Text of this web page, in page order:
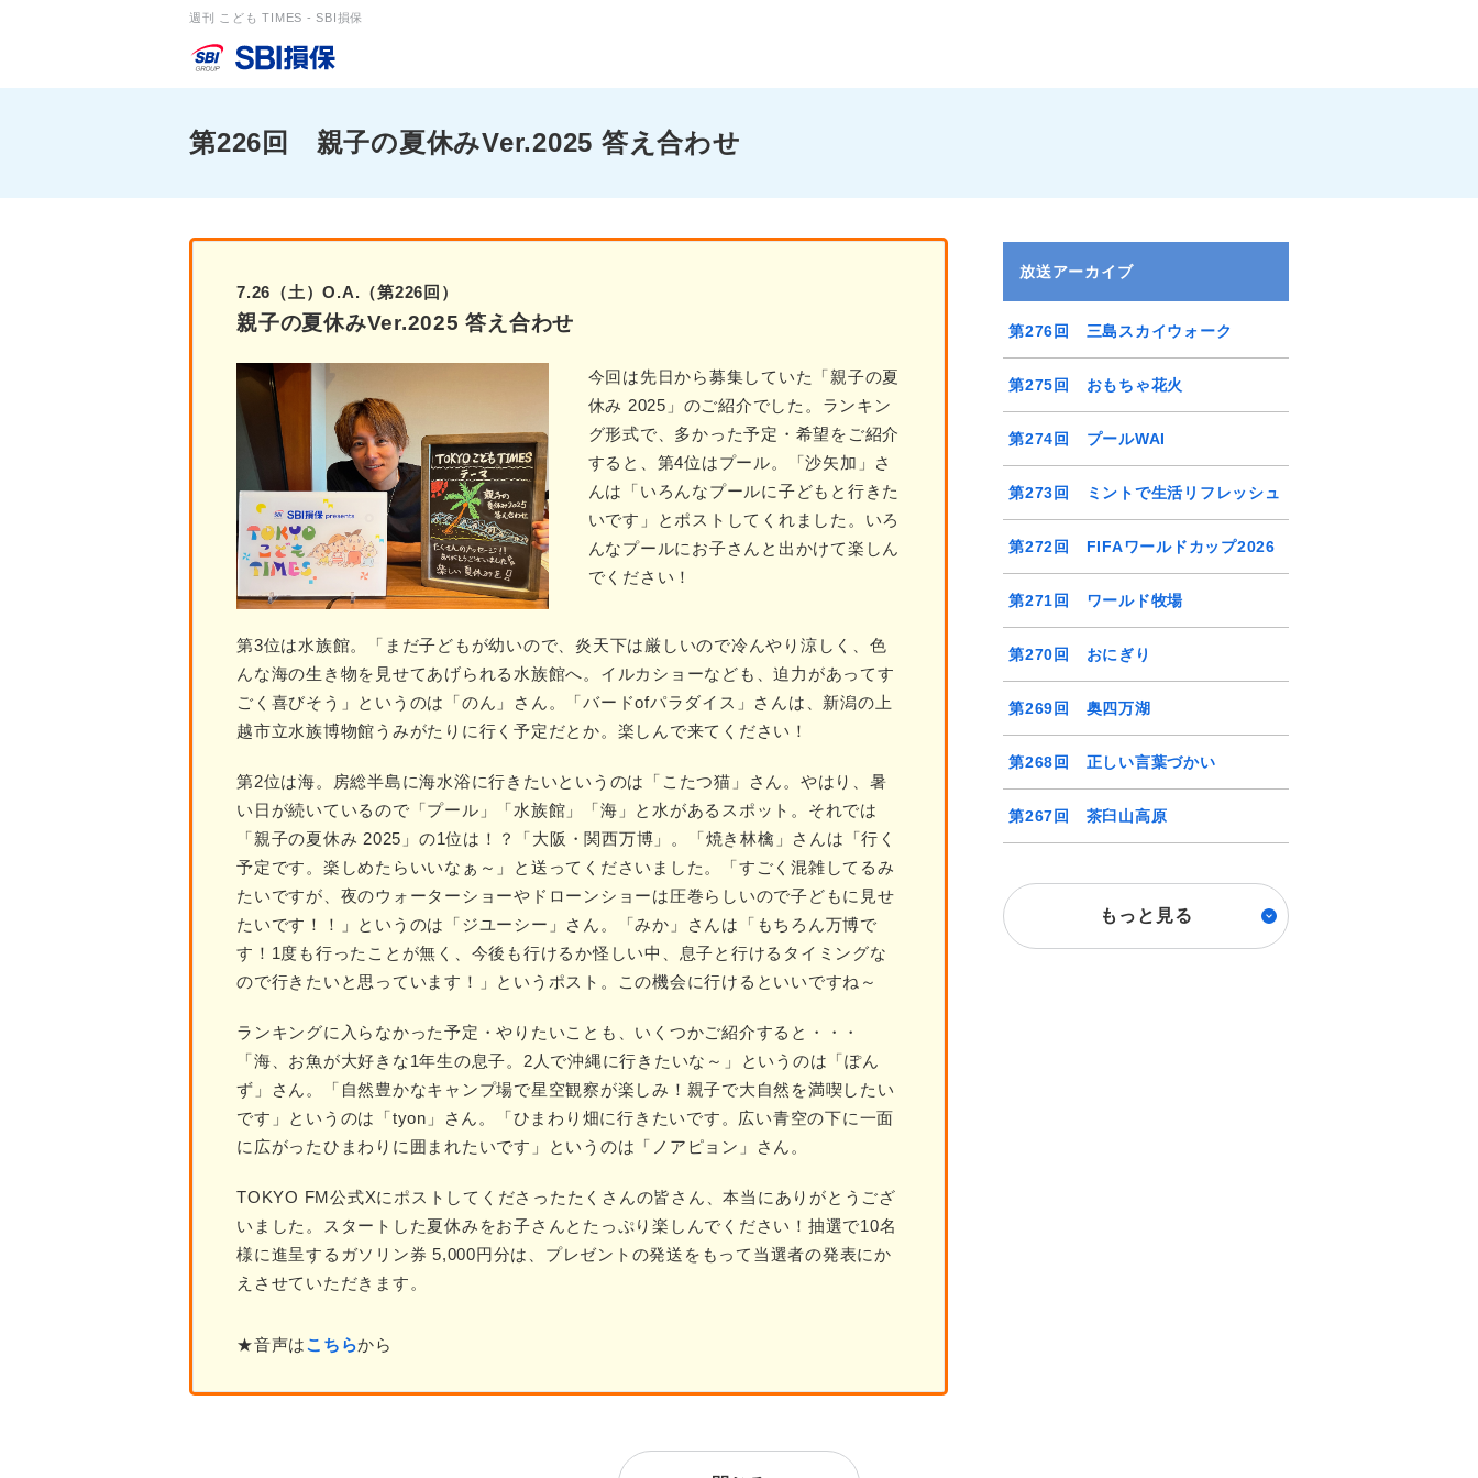
週刊 こども TIMES - SBI損保
第226回 親子の夏休みVer.2025 答え合わせ
7.26（土）O.A.（第226回）
親子の夏休みVer.2025 答え合わせ
今回は先日から募集していた「親子の夏
休み 2025」のご紹介でした。ランキン
グ形式で、多かった予定・希望をご紹介
すると、第4位はプール。「沙矢加」さ
んは「いろんなプールに子どもと行きた
いです」とポストしてくれました。いろ
んなプールにお子さんと出かけて楽しん
でください！
第3位は水族館。「まだ子どもが幼いので、炎天下は厳しいので冷んやり涼しく、色
んな海の生き物を見せてあげられる水族館へ。イルカショーなども、迫力があってす
ごく喜びそう」というのは「のん」さん。「バードofパラダイス」さんは、新潟の上
越市立水族博物館うみがたりに行く予定だとか。楽しんで来てください！
第2位は海。房総半島に海水浴に行きたいというのは「こたつ猫」さん。やはり、暑
い日が続いているので「プール」「水族館」「海」と水があるスポット。それでは
「親子の夏休み 2025」の1位は！？「大阪・関西万博」。「焼き林檎」さんは「行く
予定です。楽しめたらいいなぁ～」と送ってくださいました。「すごく混雑してるみ
たいですが、夜のウォーターショーやドローンショーは圧巻らしいので子どもに見せ
たいです！！」というのは「ジユーシー」さん。「みか」さんは「もちろん万博で
す！1度も行ったことが無く、今後も行けるか怪しい中、息子と行けるタイミングな
ので行きたいと思っています！」というポスト。この機会に行けるといいですね～
ランキングに入らなかった予定・やりたいことも、いくつかご紹介すると・・・
「海、お魚が大好きな1年生の息子。2人で沖縄に行きたいな～」というのは「ぽん
ず」さん。「自然豊かなキャンプ場で星空観察が楽しみ！親子で大自然を満喫したい
です」というのは「tyon」さん。「ひまわり畑に行きたいです。広い青空の下に一面
に広がったひまわりに囲まれたいです」というのは「ノアピョン」さん。
TOKYO FM公式Xにポストしてくださったたくさんの皆さん、本当にありがとうござ
いました。スタートした夏休みをお子さんとたっぷり楽しんでください！抽選で10名
様に進呈するガソリン券 5,000円分は、プレゼントの発送をもって当選者の発表にか
えさせていただきます。
★音声はこちらから
放送アーカイブ
第276回 三島スカイウォーク
第275回 おもちゃ花火
第274回 プールWAI
第273回 ミントで生活リフレッシュ
第272回 FIFAワールドカップ2026
第271回 ワールド牧場
第270回 おにぎり
第269回 奥四万湖
第268回 正しい言葉づかい
第267回 茶臼山高原
もっと見る